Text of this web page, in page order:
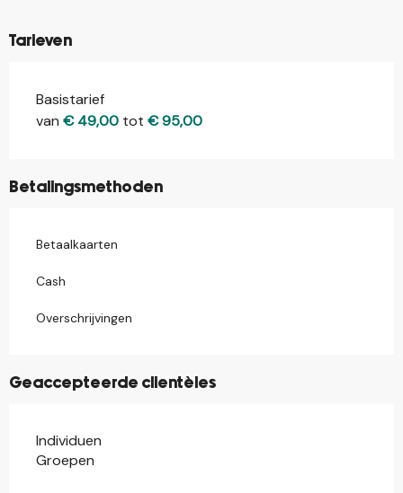
Tarieven
Tarieven 2026
Basistarief
van € 49,00 tot € 95,00
Betalingsmethoden
Betaalkaarten
Cash
Overschrijvingen
Geaccepteerde clientèles
Individuen
Groepen